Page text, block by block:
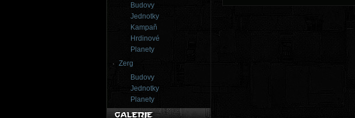
Budovy
Jednotky
Kampaň
Hrdinové
Planety
Zerg
Budovy
Jednotky
Planety